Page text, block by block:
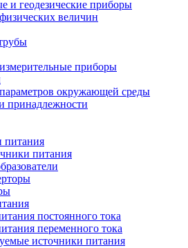
и геодезические приборы
величин
приборы
окружающей среды
принадлежности
питания
питания
постоянного тока
переменного тока
источники питания